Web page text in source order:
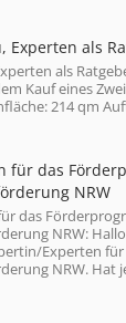
Experten als
als
Kauf eines
214 qm
für das
NRW
das
NRW:
Experten
NRW. Hat